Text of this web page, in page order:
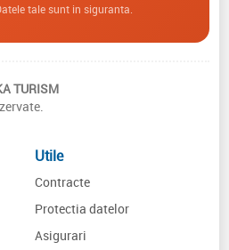
tale sunt in siguranta.
TURISM
Utile
Contracte
Protectia datelor
Asigurari